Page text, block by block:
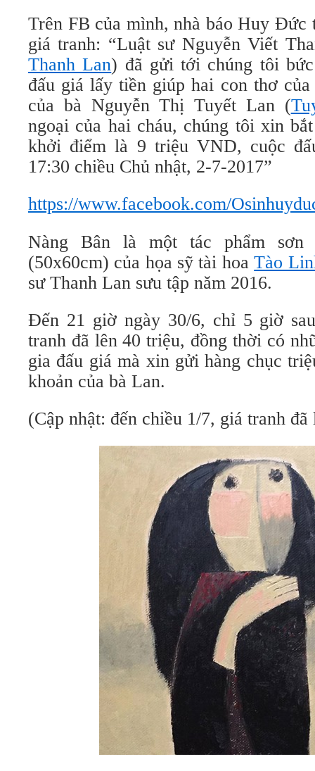
Trên FB của mình, nhà báo Huy Đức
giá tranh: “Luật sư Nguyễn Viết
Thanh Lan) đã gửi tới chúng tôi
đấu giá lấy tiền giúp hai con thơ
của bà Nguyễn Thị Tuyết Lan (
ngoại của hai cháu, chúng tôi xin
khởi điểm là 9 triệu VND, cuộc
17:30 chiều Chủ nhật, 2-7-2017”
https://www.facebook.com/
Nàng Bân là một tác phẩm sơn
(50x60cm) của họa sỹ tài hoaTào
sư Thanh Lan sưu tập năm 2016.
Đến 21 giờ ngày 30/6, chỉ 5 giờ
tranh đã lên 40 triệu, đồng thời có
gia đấu giá mà xin gửi hàng chục
khoản của bà Lan.
(Cập nhật: đến chiều 1/7, giá tranh